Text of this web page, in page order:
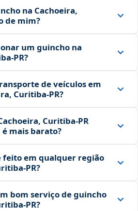
na Cachoeira,
de mim?
um guincho na
de veículos em
Curitiba‑PR?
Curitiba‑PR
mais barato?
feito em qualquer região
bom serviço de guincho